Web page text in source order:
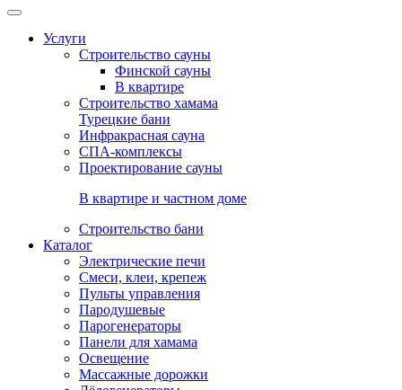
Услуги
Строительство сауны
Финской сауны
В квартире
Строительство хамама
Турецкие бани
Инфракрасная сауна
СПА-комплексы
Проектирование сауны
В квартире и частном доме
Строительство бани
Каталог
Электрические печи
Смеси, клеи, крепеж
Пульты управления
Пародушевые
Парогенераторы
Панели для хамама
Освещение
Массажные дорожки